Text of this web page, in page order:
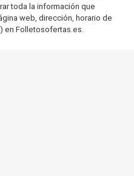
toda la información que
web, dirección, horario de
en Folletosofertas.es.